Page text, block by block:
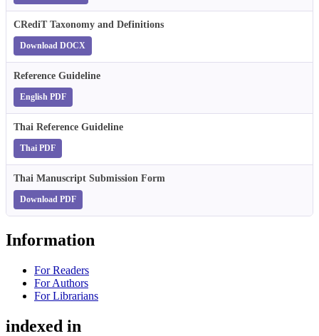
CRediT Taxonomy and Definitions
Download DOCX
Reference Guideline
English PDF
Thai Reference Guideline
Thai PDF
Thai Manuscript Submission Form
Download PDF
Information
For Readers
For Authors
For Librarians
indexed in